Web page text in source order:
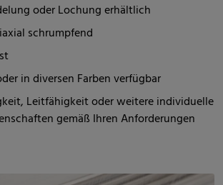
oder Lochung erhältlich
schrumpfend
in diversen Farben verfügbar
Leitfähigkeit oder weitere individuelle
gemäß Ihren Anforderungen